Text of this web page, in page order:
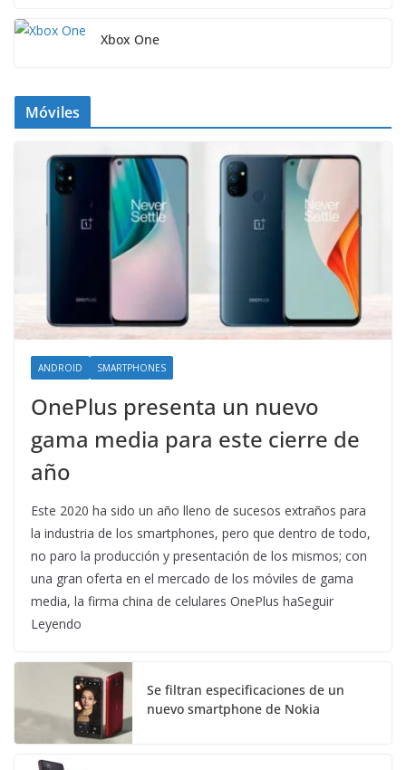
Xbox One
Móviles
ANDROID SMARTPHONES
OnePlus presenta un nuevo
gama media para este cierre de
año
Este 2020 ha sido un año lleno de sucesos extraños para
la industria de los smartphones, pero que dentro de todo,
no paro la producción y presentación de los mismos; con
una gran oferta en el mercado de los móviles de gama
media, la firma china de celulares OnePlus haSeguir
Leyendo
Se filtran especificaciones de un
nuevo smartphone de Nokia